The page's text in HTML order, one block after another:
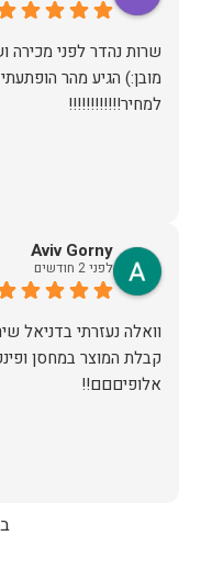
שרות נהדר לפני מכירה
מובן:) הגיע מהר
למחיר!!!!!!!!!!!!
Aviv Gorny
לפני 2 חודשים
וואלה נעזרתי בדניאל
קבלת המוצר במחסן
אלופיםםם!!